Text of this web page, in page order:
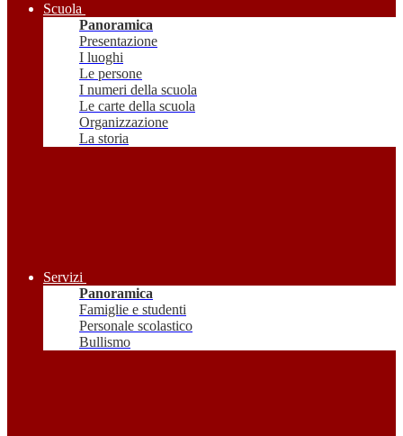
Scuola
Panoramica
Presentazione
I luoghi
Le persone
I numeri della scuola
Le carte della scuola
Organizzazione
La storia
Servizi
Panoramica
Famiglie e studenti
Personale scolastico
Bullismo